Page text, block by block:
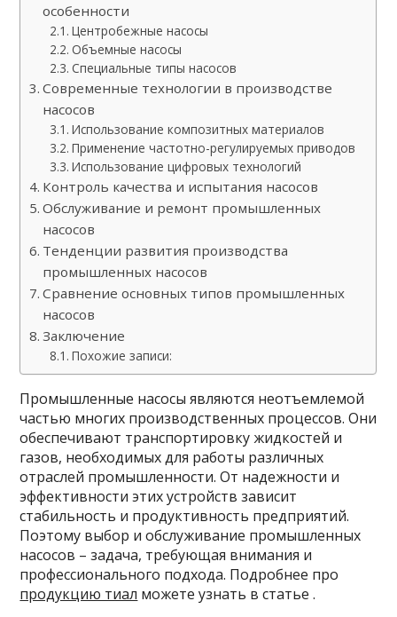
особенности
Центробежные насосы
Объемные насосы
Специальные типы насосов
Современные технологии в производстве
насосов
Использование композитных материалов
Применение частотно-регулируемых приводов
Использование цифровых технологий
Контроль качества и испытания насосов
Обслуживание и ремонт промышленных
насосов
Тенденции развития производства
промышленных насосов
Сравнение основных типов промышленных
насосов
Заключение
Похожие записи:
Промышленные насосы являются неотъемлемой
частью многих производственных процессов. Они
обеспечивают транспортировку жидкостей и
газов, необходимых для работы различных
отраслей промышленности. От надежности и
эффективности этих устройств зависит
стабильность и продуктивность предприятий.
Поэтому выбор и обслуживание промышленных
насосов – задача, требующая внимания и
профессионального подхода. Подробнее про
продукцию тиал можете узнать в статье .